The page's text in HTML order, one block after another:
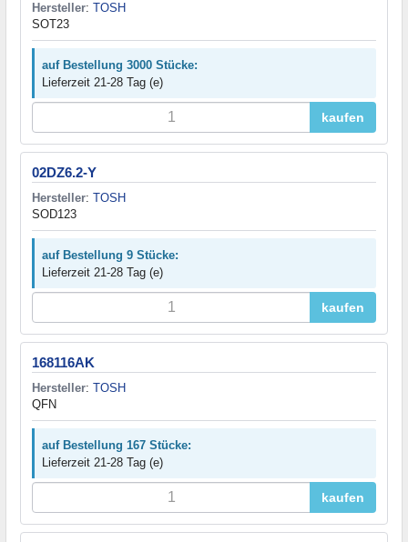
Hersteller: TOSH
SOT23
auf Bestellung 3000 Stücke:
Lieferzeit 21-28 Tag (e)
kaufen
02DZ6.2-Y
Hersteller: TOSH
SOD123
auf Bestellung 9 Stücke:
Lieferzeit 21-28 Tag (e)
kaufen
168116AK
Hersteller: TOSH
QFN
auf Bestellung 167 Stücke:
Lieferzeit 21-28 Tag (e)
kaufen